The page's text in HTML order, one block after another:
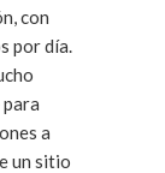
con
por día.
a
un sitio